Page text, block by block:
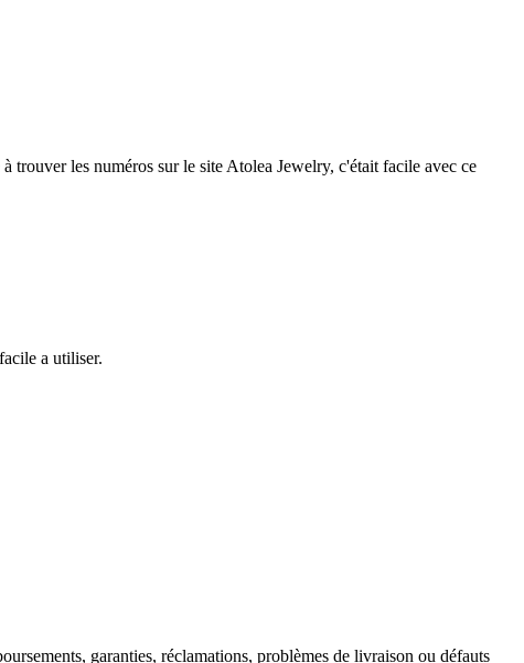
trouver les numéros sur le site Atolea Jewelry, c'était facile avec ce
a utiliser.
garanties, réclamations, problèmes de livraison ou défauts